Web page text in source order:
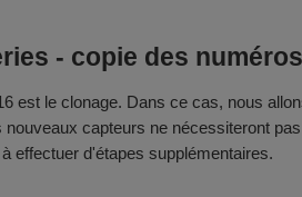
- copie des
est le clonage. Dans ce cas, nous
capteurs ne nécessiteront
effectuer d'étapes supplémentaires.